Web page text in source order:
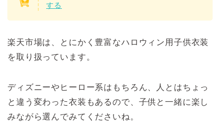
する
楽天市場は、とにかく豊富なハロウィン用子供衣装
を取り扱っています。
ディズニーやヒーロー系はもちろん、人とはちょっ
と違う変わった衣装もあるので、子供と一緒に楽し
みながら選んでみてくださいね。